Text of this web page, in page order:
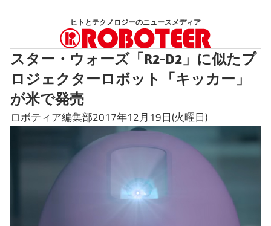
ン
ツ
へ
ス
キ
ヒトとテクノロジーのニュースメディア
スター・ウォーズ「R2-D2」に似たプ
ロジェクターロボット「キッカー」
が米で発売
ロボティア編集部2017年12月19日(火曜日)